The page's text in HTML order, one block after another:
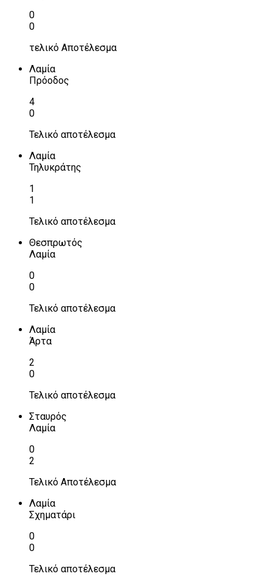
0
0
τελικό Αποτέλεσμα
Λαμία
Πρόοδος
4
0
Τελικό αποτέλεσμα
Λαμία
Τηλυκράτης
1
1
Τελικό αποτέλεσμα
Θεσπρωτός
Λαμία
0
0
Τελικό αποτέλεσμα
Λαμία
Άρτα
2
0
Τελικό αποτέλεσμα
Σταυρός
Λαμία
0
2
Τελικό Αποτέλεσμα
Λαμία
Σχηματάρι
0
0
Τελικό αποτέλεσμα